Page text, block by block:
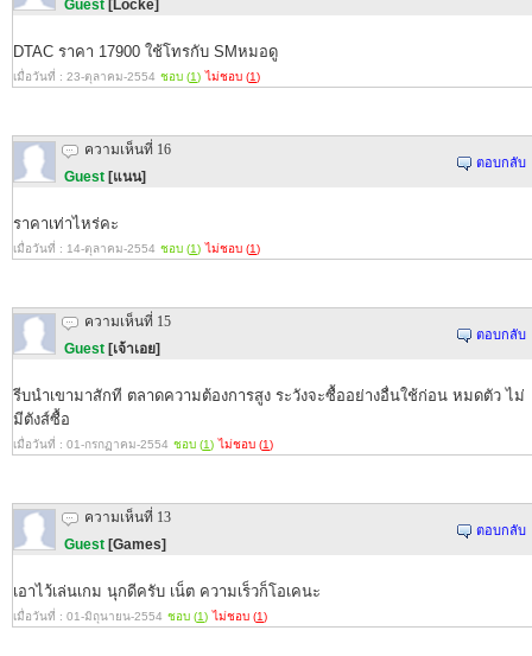
Guest [Locke]
DTAC ราคา 17900 ใช้โทรกับ SMหมอดู
เมื่อวันที่ : 23-ตุลาคม-2554 ชอบ (1) ไม่ชอบ (1)
ความเห็นที่ 16
Guest [แนน]
ตอบกลับ
ราคาเท่าไหร่คะ
เมื่อวันที่ : 14-ตุลาคม-2554 ชอบ (1) ไม่ชอบ (1)
ความเห็นที่ 15
Guest [เจ้าเอย]
ตอบกลับ
รีบนำเขามาสักที ตลาดความต้องการสูง ระวังจะซื้ออย่างอื่นใช้ก่อน หมดตัว ไม่
มีตังส์ซื้อ
เมื่อวันที่ : 01-กรกฏาคม-2554 ชอบ (1) ไม่ชอบ (1)
ความเห็นที่ 13
Guest [Games]
ตอบกลับ
เอาไว้เล่นเกม นุกดีครับ เน็ต ความเร็วก็โอเคนะ
เมื่อวันที่ : 01-มิถุนายน-2554 ชอบ (1) ไม่ชอบ (1)